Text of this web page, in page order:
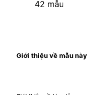
42 mẫu
Giới thiệu về mẫu này